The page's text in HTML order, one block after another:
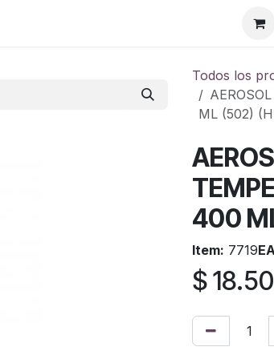
Todos los
ML (502)
400
Item: 7719
$